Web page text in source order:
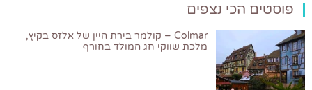
פוסטים הכי נצפים
Colmar – קולמר בירת היין של אלזס בקיץ,
מלכת שווקי חג המולד בחורף